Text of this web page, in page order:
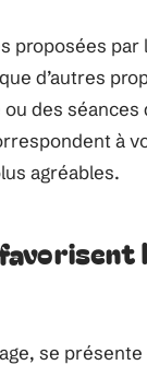
proposées par
d’autres
des séances
à
agréables.
se